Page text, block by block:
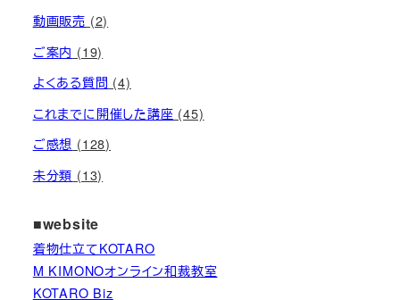
動画販売 (2)
ご案内 (19)
よくある質問 (4)
これまでに開催した講座 (45)
ご感想 (128)
未分類 (13)
■website
着物仕立てKOTARO
M KIMONOオンライン和裁教室
KOTARO Biz